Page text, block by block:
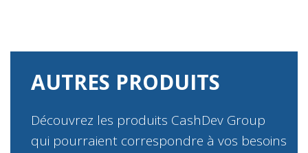
AUTRES PRODUITS
Découvrez les produits CashDev Group
qui pourraient correspondre à vos besoins